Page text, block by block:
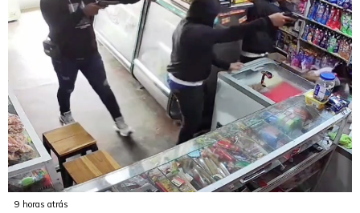
9 horas atrás